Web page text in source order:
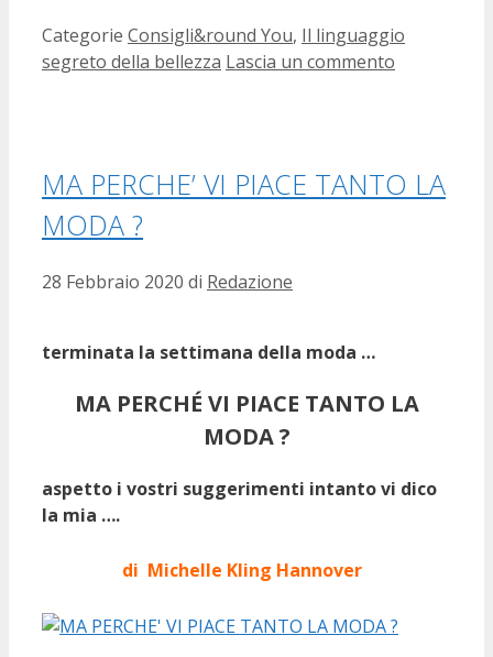
Categorie Consigli&round You, Il linguaggio
segreto della bellezza Lascia un commento
MA PERCHE’ VI PIACE TANTO LA
MODA ?
28 Febbraio 2020 di Redazione
terminata la settimana della moda …
MA PERCHÉ VI PIACE TANTO LA
MODA ?
aspetto i vostri suggerimenti intanto vi dico
la mia ….
di Michelle Kling Hannover